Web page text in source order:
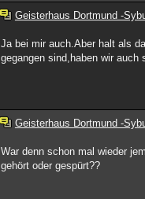
Geisterhaus Dortmund -
Ja bei mir auch.Aber halt als
gegangen sind,haben wir
Geisterhaus Dortmund -
War denn schon mal wieder
gehört oder gespürt??